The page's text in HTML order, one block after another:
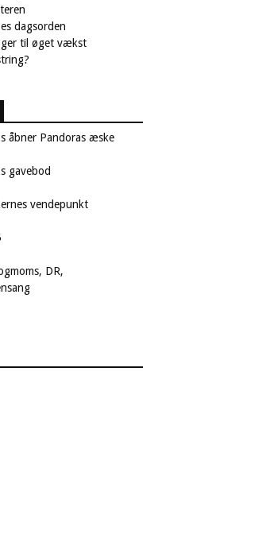
dagsorden
til øget vækst
åbner Pandoras æske
gavebod
vendepunkt
DR,